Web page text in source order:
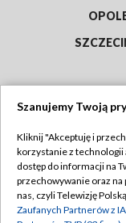
Abonament TVP
Emisja w TVP
Szanujemy Twoją
Kliknij "Akceptuję i
korzystanie z technologii
dostęp do informacji na
przechowywanie oraz
nas, czyli Telewizję
Zaufanych Partnerów z